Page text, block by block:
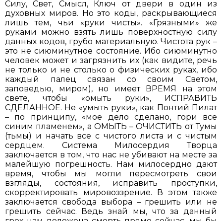
Силу, Свет, Смысл, Ключ от двери в один из
духовных миров. Но это коды, раскрывающиеся
лишь тем, чьи «руки чисты». «Грязными» же
руками можно взять лишь поверхностную силу
данных кодов, грубо материальную. Чистота рук –
это не сиюминутное состояние. Ибо сиюминутно
человек может и загрязнить их (как видите, речь
не только и не столько о физических руках, ибо
каждый палец связан со своим Светом,
заповедью, миром), но имеет ВРЕМЯ на этом
свете, чтобы «омыть руки», ИСПРАВИТЬ
СДЕЛАННОЕ. Не «умыть руки», как Понтий Пилат
– по принципу, «мое дело сделано, гори все
синим пламенем», а ОМЫТЬ – ОЧИСТИТЬ от Тумы
(тьмы) и начать все с чистого листа и с чистым
сердцем. Система Милосердия Творца
заключается в том, что нас не убивают на месте за
малейшую погрешность. Нам милосердно дают
время, чтобы мы могли пересмотреть свои
взгляды, состояния, исправить проступки,
скорректировать мировоззрение. В этом также
заключается свобода выбора – грешить или не
грешить сейчас. Ведь знай мы, что за данный